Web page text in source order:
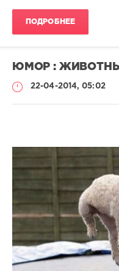
ПОДРОБНЕЕ
ЮМОР :
22-04-2014, 05:02
190